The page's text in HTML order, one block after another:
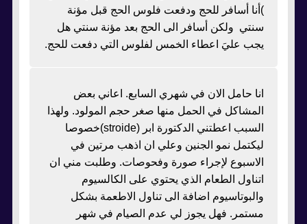
)أنا أسافر للحج ودفعت فلوس الحج قبل مؤنة
سنتي ولكن أسافر الى الحج بعد مؤنة سنتي هل
يجب عليَ اعطاء الخمس لفلوس التي دفعت للحج.
انا حامل الان في شهري السابع. اعاني بعض
المشاكل في الحمل منها صغر حجم المولود. ولهذا
السبب اعطتني الدكتورة ابر (stroide)خصوصا
ليكتمل نمو الجنين وعلي ان اذهب مرتين في
الاسبوع لإجراء صورة وفحوصات. وطلبت مني ان
اتناول الطعام الذي يحتوي على الكالسيوم
والبوتاسيوم اضافة الى تناول الاطعمة بشكل
مستمر. فهل يجوز لي عدم الصيام في شهر